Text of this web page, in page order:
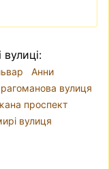
ціни
Річка Дніпро
і
правому
і
коли йде
квартири,
Анни
вулиця
проспект
вулиця